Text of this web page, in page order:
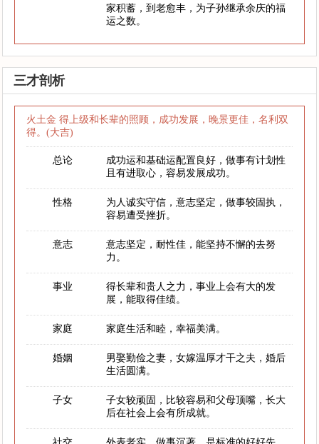
家积蓄，到老愈丰，为子孙继承余庆的福
运之数。
三才剖析
火土金 得上级和长辈的照顾，成功发展，晚景更佳，名利双
得。(大吉)
总论
成功运和基础运配置良好，做事有计划性
且有进取心，容易发展成功。
性格
为人诚实守信，意志坚定，做事较固执，
容易遭受挫折。
意志
意志坚定，耐性佳，能坚持不懈的去努
力。
事业
得长辈和贵人之力，事业上会有大的发
展，能取得佳绩。
家庭 家庭生活和睦，幸福美满。
婚姻
男娶勤俭之妻，女嫁温厚才干之夫，婚后
生活圆满。
子女
子女较顽固，比较容易和父母顶嘴，长大
后在社会上会有所成就。